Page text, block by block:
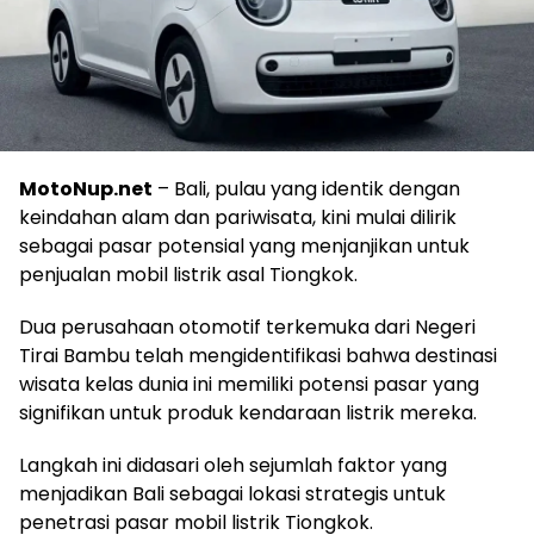
MotoNup.net – Bali, pulau yang identik dengan
keindahan alam dan pariwisata, kini mulai dilirik
sebagai pasar potensial yang menjanjikan untuk
penjualan mobil listrik asal Tiongkok.
Dua perusahaan otomotif terkemuka dari Negeri
Tirai Bambu telah mengidentifikasi bahwa destinasi
wisata kelas dunia ini memiliki potensi pasar yang
signifikan untuk produk kendaraan listrik mereka.
Langkah ini didasari oleh sejumlah faktor yang
menjadikan Bali sebagai lokasi strategis untuk
penetrasi pasar mobil listrik Tiongkok.